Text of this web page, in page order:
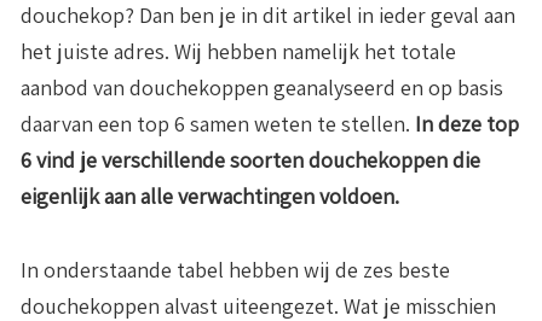
douchekop? Dan ben je in dit artikel in ieder geval aan
het juiste adres. Wij hebben namelijk het totale
aanbod van douchekoppen geanalyseerd en op basis
daarvan een top 6 samen weten te stellen. In deze top
6 vind je verschillende soorten douchekoppen die
eigenlijk aan alle verwachtingen voldoen.
In onderstaande tabel hebben wij de zes beste
douchekoppen alvast uiteengezet. Wat je misschien